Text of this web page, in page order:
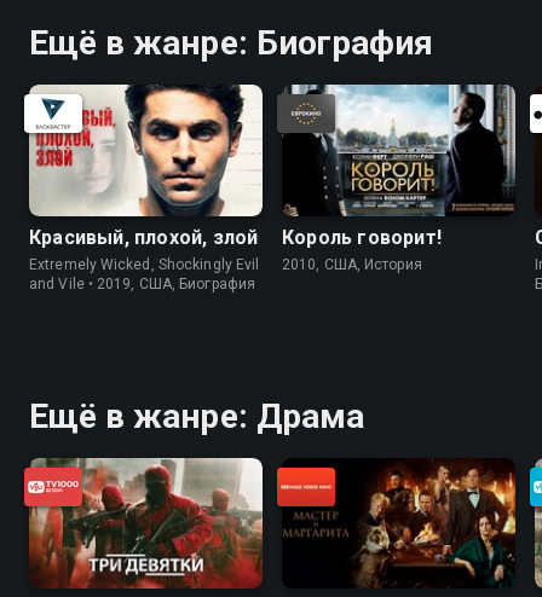
Ещё в жанре: Биография
Красивый, плохой, злой
Extremely Wicked, Shockingly Evil
and Vile • 2019, США, Биография
Король говорит!
2010, США, История
Ещё в жанре: Драма